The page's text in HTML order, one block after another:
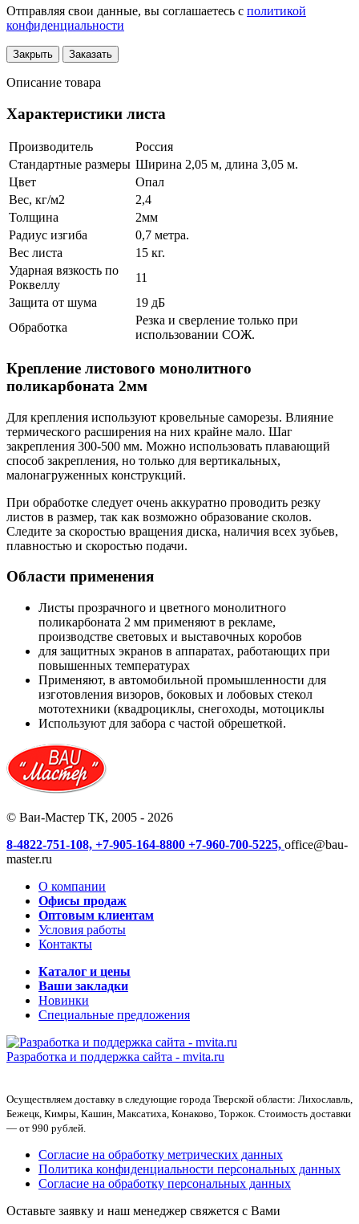
Отправляя свои данные, вы соглашаетесь с политикой
конфиденциальности
Закрыть Заказать
Описание товара
Характеристики листа
Производитель
Россия
Стандартные размеры Ширина 2,05 м, длина 3,05 м.
Цвет
Опал
Вес, кг/м2
2,4
Толщина
2мм
Радиус изгиба
0,7 метра.
Вес листа
15 кг.
Ударная вязкость по
Роквеллу
11
Защита от шума
19 дБ
Обработка
Резка и сверление только при
использовании СОЖ.
Крепление листового монолитного
поликарбоната 2мм
Для крепления используют кровельные саморезы. Влияние
термического расширения на них крайне мало. Шаг
закрепления 300-500 мм. Можно использовать плавающий
способ закрепления, но только для вертикальных,
малонагруженных конструкций.
При обработке следует очень аккуратно проводить резку
листов в размер, так как возможно образование сколов.
Следите за скоростью вращения диска, наличия всех зубьев,
плавностью и скоростью подачи.
Области применения
Листы прозрачного и цветного монолитного
поликарбоната 2 мм применяют в рекламе,
производстве световых и выставочных коробов
для защитных экранов в аппаратах, работающих при
повышенных температурах
Применяют, в автомобильной промышленности для
изготовления визоров, боковых и лобовых стекол
мототехники (квадроциклы, снегоходы, мотоциклы
Используют для забора с частой обрешеткой.
© Ваи-Мастер ТК, 2005 - 2026
8-4822-751-108, +7-905-164-8800 +7-960-700-5225, office@bau-
master.ru
О компании
Офисы продаж
Оптовым клиентам
Условия работы
Контакты
Каталог и цены
Ваши закладки
Новинки
Специальные предложения
Разработка и поддержка сайта - mvita.ru
Осуществляем доставку в следующие города Тверской области: Лихославль,
Бежецк, Кимры, Кашин, Максатиха, Конаково, Торжок. Стоимость доставки
— от 990 рублей.
Согласие на обработку метрических данных
Политика конфиденциальности персональных данных
Согласие на обработку персональных данных
Оставьте заявку и наш менеджер свяжется с Вами